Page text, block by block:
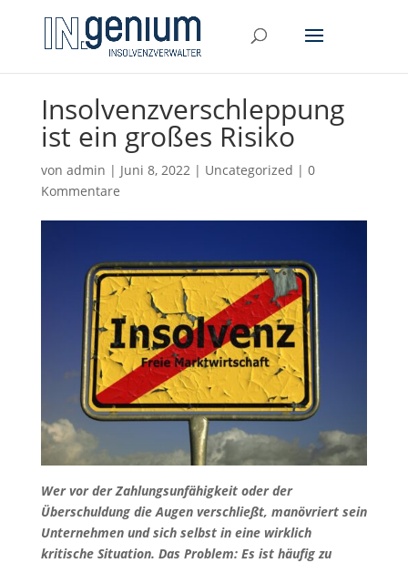
Insolvenzverschleppung
ist ein großes Risiko
von admin | Juni 8, 2022| Uncategorized | 0
Kommentare
Wer vor der Zahlungsunfähigkeit oder der
Überschuldung die Augen verschließt, manövriert sein
Unternehmen und sich selbst in eine wirklich
kritische Situation. Das Problem: Es ist häufig zu